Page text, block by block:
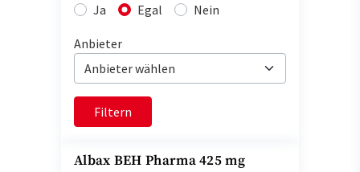
Ja
Egal Nein
Anbieter
Filtern
Albax BEH Pharma 425 mg